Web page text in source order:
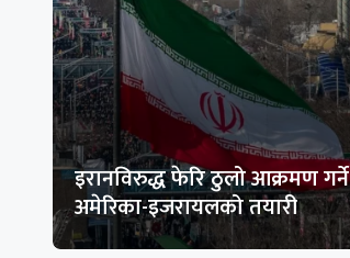
इरानविरुद्ध फेरि ठुलो आक्रमण गर्ने
अमेरिका-इजरायलको तयारी